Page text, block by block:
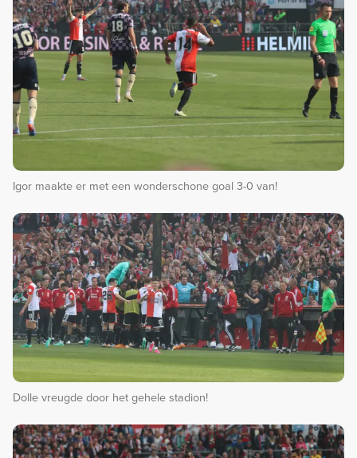
Igor maakte er met een wonderschone goal 3-0 van!
Dolle vreugde door het gehele stadion!